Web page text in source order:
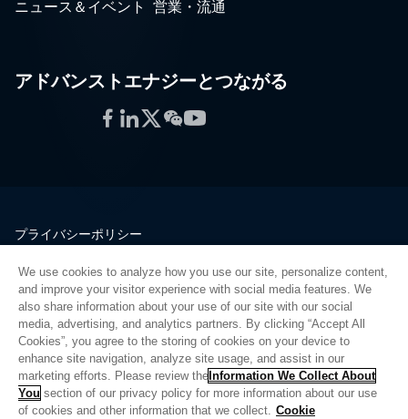
ニュース＆イベント 営業・流通
アドバンストエナジーとつながる
Facebook
LinkedIn
Twitter
WeChat
YouTube
プライバシーポリシー
品質
サイトマップ
サプライヤーポータル
UK Modern Slavery Act
Privacy Preferences
Do Not Sell or Share My Personal Information
We use cookies to analyze how you use our site, personalize content,
and improve your visitor experience with social media features. We
also share information about your use of our site with our social
media, advertising, and analytics partners. By clicking “Accept All
Cookies”, you agree to the storing of cookies on your device to
enhance site navigation, analyze site usage, and assist in our
marketing efforts. Please review the Information We Collect About
You section of our privacy policy for more information about our use
of cookies and other information that we collect. Cookie